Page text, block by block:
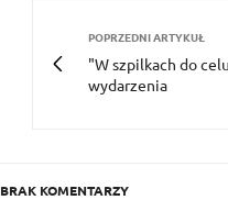
POPRZEDNI ARTYKUŁ
"W szpilkach do
wydarzenia
BRAK KOMENTARZY